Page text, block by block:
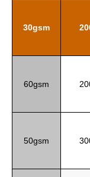
30gsm
60gsm
50gsm